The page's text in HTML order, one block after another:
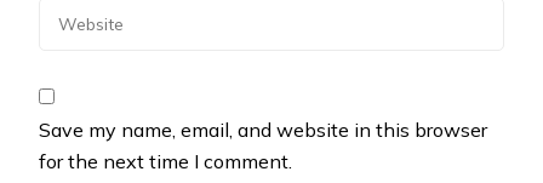
Save my name, email, and website in this browser
for the next time I comment.